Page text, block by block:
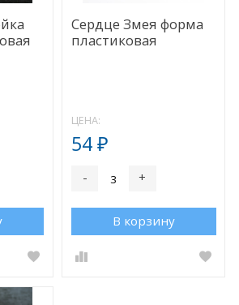
Сердце Змея форма
пластиковая
ЦЕНА:
54 ₽
- +
В корзину